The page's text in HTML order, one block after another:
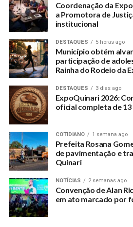
Coordenação da
a Promotora de
institucional
DESTAQUES 5 horas ago
Município obtém
participação de
Rainha do Rodeio da
DESTAQUES 3 dias ago
ExpoQuinari 2026:
oficial completa de 13
COTIDIANO 1 semana ago
Prefeita Rosana
de pavimentação e
Quinari
NOTÍCIAS 2 semanas ago
Convenção de Alan
em ato marcado por